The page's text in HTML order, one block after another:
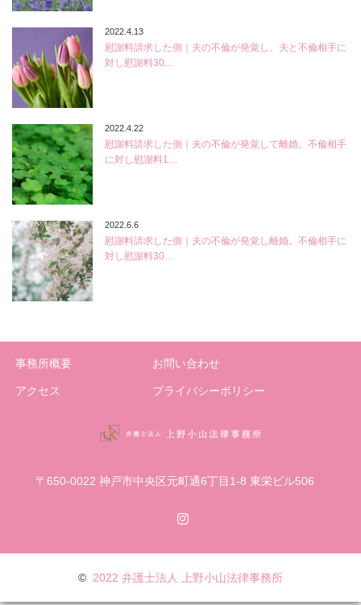
2022.4.13
慰謝料請求した側｜夫の不倫が発覚し、夫と不倫相手に
対し慰謝料30…
2022.4.22
慰謝料請求した側｜夫の不倫が発覚して離婚。不倫相手
に対し慰謝料1…
2022.6.6
慰謝料請求した側｜夫の不倫が発覚し離婚。不倫相手に
対し慰謝料30…
事務所概要 お問い合わせ
アクセス プライバシーポリシー
〒650-0022 神戸市中央区元町通6丁目1-8 東栄ビル506
© 2022 弁護士法人 上野小山法律事務所